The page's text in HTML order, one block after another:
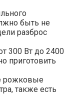
быть не
разброс
300 Вт до 2400
приготовить
рожковые
также есть